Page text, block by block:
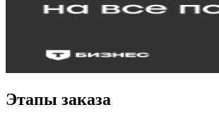
Этапы заказа